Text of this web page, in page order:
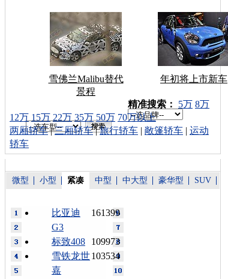
雪佛兰Malibu替代
景程
年初将上市新车
车型搜索：
精准搜索： 5万 8万
12万 15万 22万 35万 50万 70万以上
两厢轿车|三厢轿车|旅行轿车 | 敞篷轿车 | 运动
轿车
微型 小型 紧凑 中型 中大型 豪华型 SUV
161399
比亚迪
G3
109973
标致408
103534
雪铁龙世
嘉